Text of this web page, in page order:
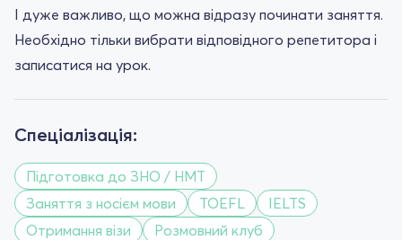
І дуже важливо, що можна відразу починати заняття.
Необхідно тільки вибрати відповідного репетитора і
записатися на урок.
Спеціалізація:
Підготовка до ЗНО / НМТ
Заняття з носієм мови
TOEFL
IELTS
Отримання візи
Розмовний клуб